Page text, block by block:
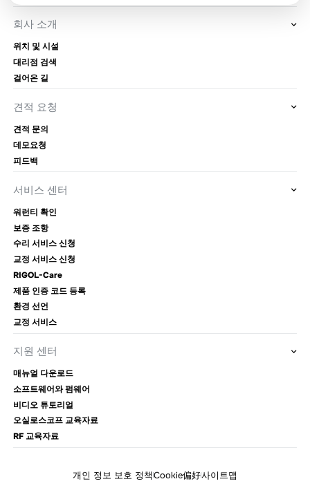
회사 소개
위치 및 시설
대리점 검색
걸어온 길
견적 요청
견적 문의
데모요청
피드백
서비스 센터
워런티 확인
보증 조항
수리 서비스 신청
교정 서비스 신청
RIGOL-Care
제품 인증 코드 등록
환경 선언
교정 서비스
지원 센터
매뉴얼 다운로드
소프트웨어와 펌웨어
비디오 튜토리얼
오실로스코프 교육자료
RF 교육자료
개인 정보 보호 정책Cookie偏好사이트맵